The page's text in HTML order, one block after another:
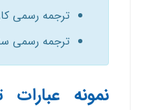
ترجمه رسمی
ترجمه رسمی
نمونه